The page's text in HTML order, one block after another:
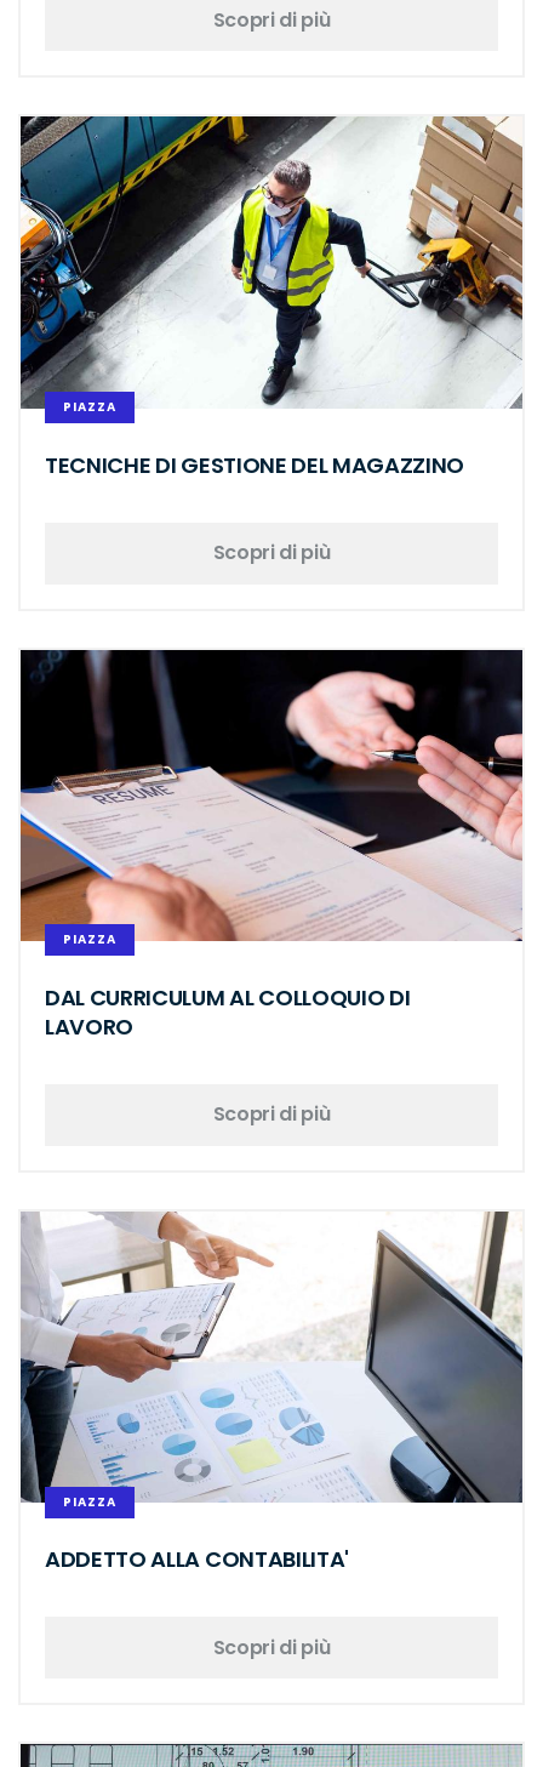
Scopri di più
PIAZZA
TECNICHE DI GESTIONE DEL MAGAZZINO
Scopri di più
PIAZZA
DAL CURRICULUM AL COLLOQUIO DI
LAVORO
Scopri di più
PIAZZA
ADDETTO ALLA CONTABILITA'
Scopri di più